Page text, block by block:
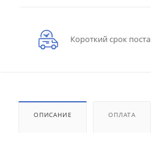
Короткий срок
ОПИСАНИЕ ОПЛАТА